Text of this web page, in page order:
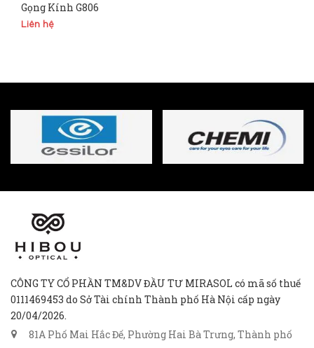
Gọng Kính G806
Liên hệ
CÔNG TY CỔ PHẦN TM&DV ĐẦU TƯ MIRASOL có mã số thuế
0111469453 do Sở Tài chính Thành phố Hà Nội cấp ngày
20/04/2026.
81A Phố Mai Hắc Đế, Phường Hai Bà Trưng, Thành phố